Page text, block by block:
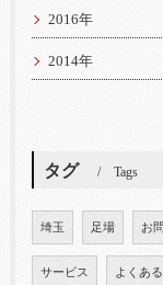
2016年
2014年
タグ Tags
埼玉 足場 お
サービス よくあ